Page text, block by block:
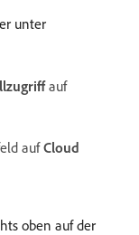
unter
auf
aufCloud
oben auf der